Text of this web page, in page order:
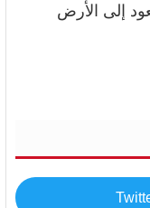
إلى الأرض